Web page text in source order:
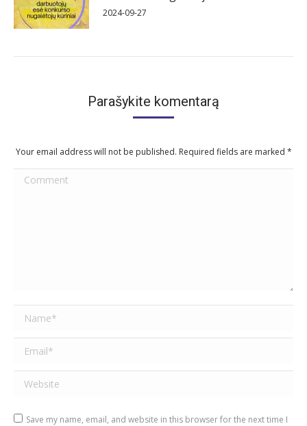
2024-09-27
Parašykite komentarą
Your email address will not be published. Required fields are marked *
Comment
Name *
Email *
Website
Save my name, email, and website in this browser for the next time I